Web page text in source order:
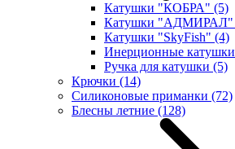
Катушки "КОБРА" (5)
Катушки "АДМИРАЛ"
Катушки "SkyFish" (4)
Инерционные катушки
Ручка для катушки (5)
Крючки (14)
Силиконовые приманки (72)
Блесны летние (128)